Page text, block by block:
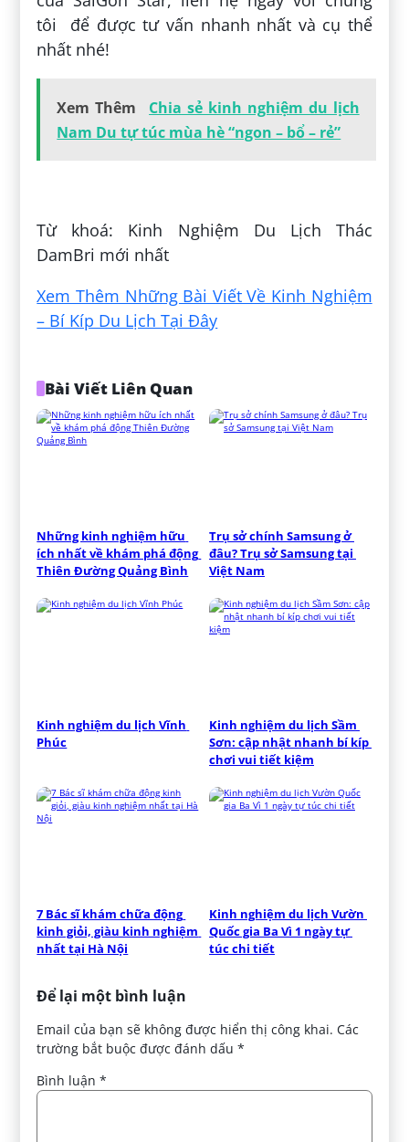
tôi để được tư vấn nhanh nhất và cụ thể
nhất nhé!
Xem Thêm
Chia sẻ kinh nghiệm du lịch
Nam Du tự túc mùa hè “ngon – bổ – rẻ”
Từ khoá: Kinh Nghiệm Du Lịch Thác
DamBri mới nhất
Xem Thêm Những Bài Viết Về Kinh Nghiệm
– Bí Kíp Du Lịch Tại Đây
Bài Viết Liên Quan
Những kinh nghiệm hữu
ích nhất về khám phá động
Thiên Đường Quảng Bình
Trụ sở chính Samsung ở
đâu? Trụ sở Samsung tại
Việt Nam
Kinh nghiệm du lịch Vĩnh
Phúc
Kinh nghiệm du lịch Sầm
Sơn: cập nhật nhanh bí kíp
chơi vui tiết kiệm
7 Bác sĩ khám chữa động
kinh giỏi, giàu kinh nghiệm
nhất tại Hà Nội
Kinh nghiệm du lịch Vườn
Quốc gia Ba Vì 1 ngày tự
túc chi tiết
Để lại một bình luận
Email của bạn sẽ không được hiển thị công khai. Các
trường bắt buộc được đánh dấu*
Bình luận*